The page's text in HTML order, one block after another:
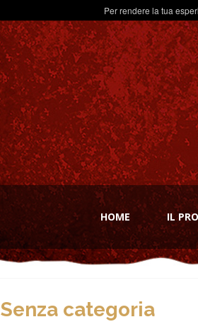
Per rendere la tua
HOME IL
Senza categoria